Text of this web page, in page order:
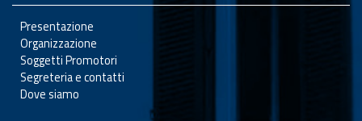
Presentazione
Organizzazione
Soggetti Promotori
Segreteria e contatti
Dove siamo